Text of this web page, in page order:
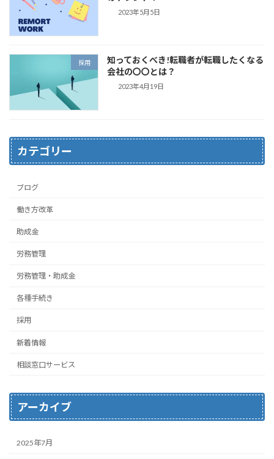
2023年5月5日
採用
知っておくべき!転職者が転職したくなる
会社の〇〇とは？
2023年4月19日
カテゴリー
ブログ
働き方改革
助成金
労務管理
労務管理・助成金
各種手続き
採用
新着情報
相談窓口サービス
アーカイブ
2025年7月